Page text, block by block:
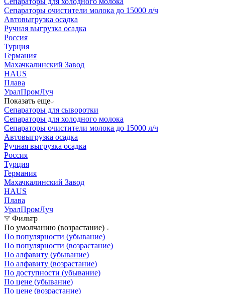
Сепараторы очистители молока до 15000 л/ч
Автовыгрузка осадка
Ручная выгрузка осадка
Россия
Турция
Германия
Махачкалинский Завод
HAUS
Плава
УралПромЛуч
Показать еще
Сепараторы для сыворотки
Сепараторы для холодного молока
Сепараторы очистители молока до 15000 л/ч
Автовыгрузка осадка
Ручная выгрузка осадка
Россия
Турция
Германия
Махачкалинский Завод
HAUS
Плава
УралПромЛуч
Фильтр
По умолчанию (возрастание)
По популярности (убывание)
По популярности (возрастание)
По алфавиту (убывание)
По алфавиту (возрастание)
По доступности (убывание)
По цене (убывание)
По цене (возрастание)